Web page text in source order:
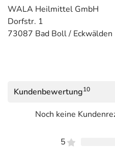
WALA Heilmittel GmbH
Dorfstr. 1
73087 Bad Boll / Eckwälden
Kundenbewertung10
Noch keine
5